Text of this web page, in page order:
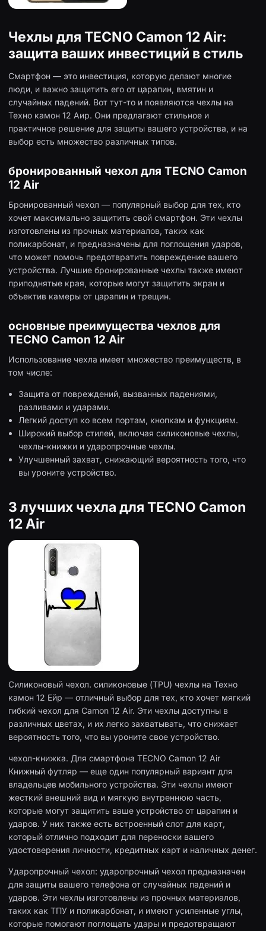
Чехлы для TECNO Camon 12 Air:
защита ваших инвестиций в стиль
Смартфон — это инвестиция, которую делают многие
люди, и важно защитить его от царапин, вмятин и
случайных падений. Вот тут-то и появляются чехлы на
Техно камон 12 Аир. Они предлагают стильное и
практичное решение для защиты вашего устройства, и на
выбор есть множество различных типов.
бронированный чехол для TECNO Camon
12 Air
Бронированный чехол — популярный выбор для тех, кто
хочет максимально защитить свой смартфон. Эти чехлы
изготовлены из прочных материалов, таких как
поликарбонат, и предназначены для поглощения ударов,
что может помочь предотвратить повреждение вашего
устройства. Лучшие бронированные чехлы также имеют
приподнятые края, которые могут защитить экран и
объектив камеры от царапин и трещин.
основные преимущества чехлов для
TECNO Camon 12 Air
Использование чехла имеет множество преимуществ, в
том числе:
Защита от повреждений, вызванных падениями,
разливами и ударами.
Легкий доступ ко всем портам, кнопкам и функциям.
Широкий выбор стилей, включая силиконовые чехлы,
чехлы-книжки и ударопрочные чехлы.
Улучшенный захват, снижающий вероятность того, что
вы уроните устройство.
3 лучших чехла для TECNO Camon
12 Air
Силиконовый чехол. силиконовые (TPU) чехлы на Техно
камон 12 Ейр — отличный выбор для тех, кто хочет мягкий
гибкий чехол для Camon 12 Air. Эти чехлы доступны в
различных цветах, и их легко захватывать, что снижает
вероятность того, что вы уроните свое устройство.
чехол-книжка. Для смартфона TECNO Camon 12 Air
Книжный футляр — еще один популярный вариант для
владельцев мобильного устройства. Эти чехлы имеют
жесткий внешний вид и мягкую внутреннюю часть,
которые могут защитить ваше устройство от царапин и
ударов. У них также есть встроенный слот для карт,
который отлично подходит для переноски вашего
удостоверения личности, кредитных карт и наличных денег.
Ударопрочный чехол: ударопрочный чехол предназначен
для защиты вашего телефона от случайных падений и
ударов. Эти чехлы изготовлены из прочных материалов,
таких как ТПУ и поликарбонат, и имеют усиленные углы,
которые помогают поглощать удары и предотвращают